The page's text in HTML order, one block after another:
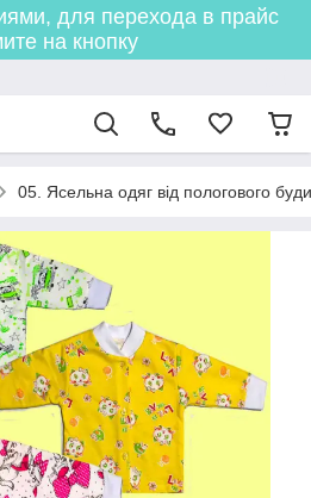
для перехода в прайс
на кнопку
05. Ясельна одяг від пологового